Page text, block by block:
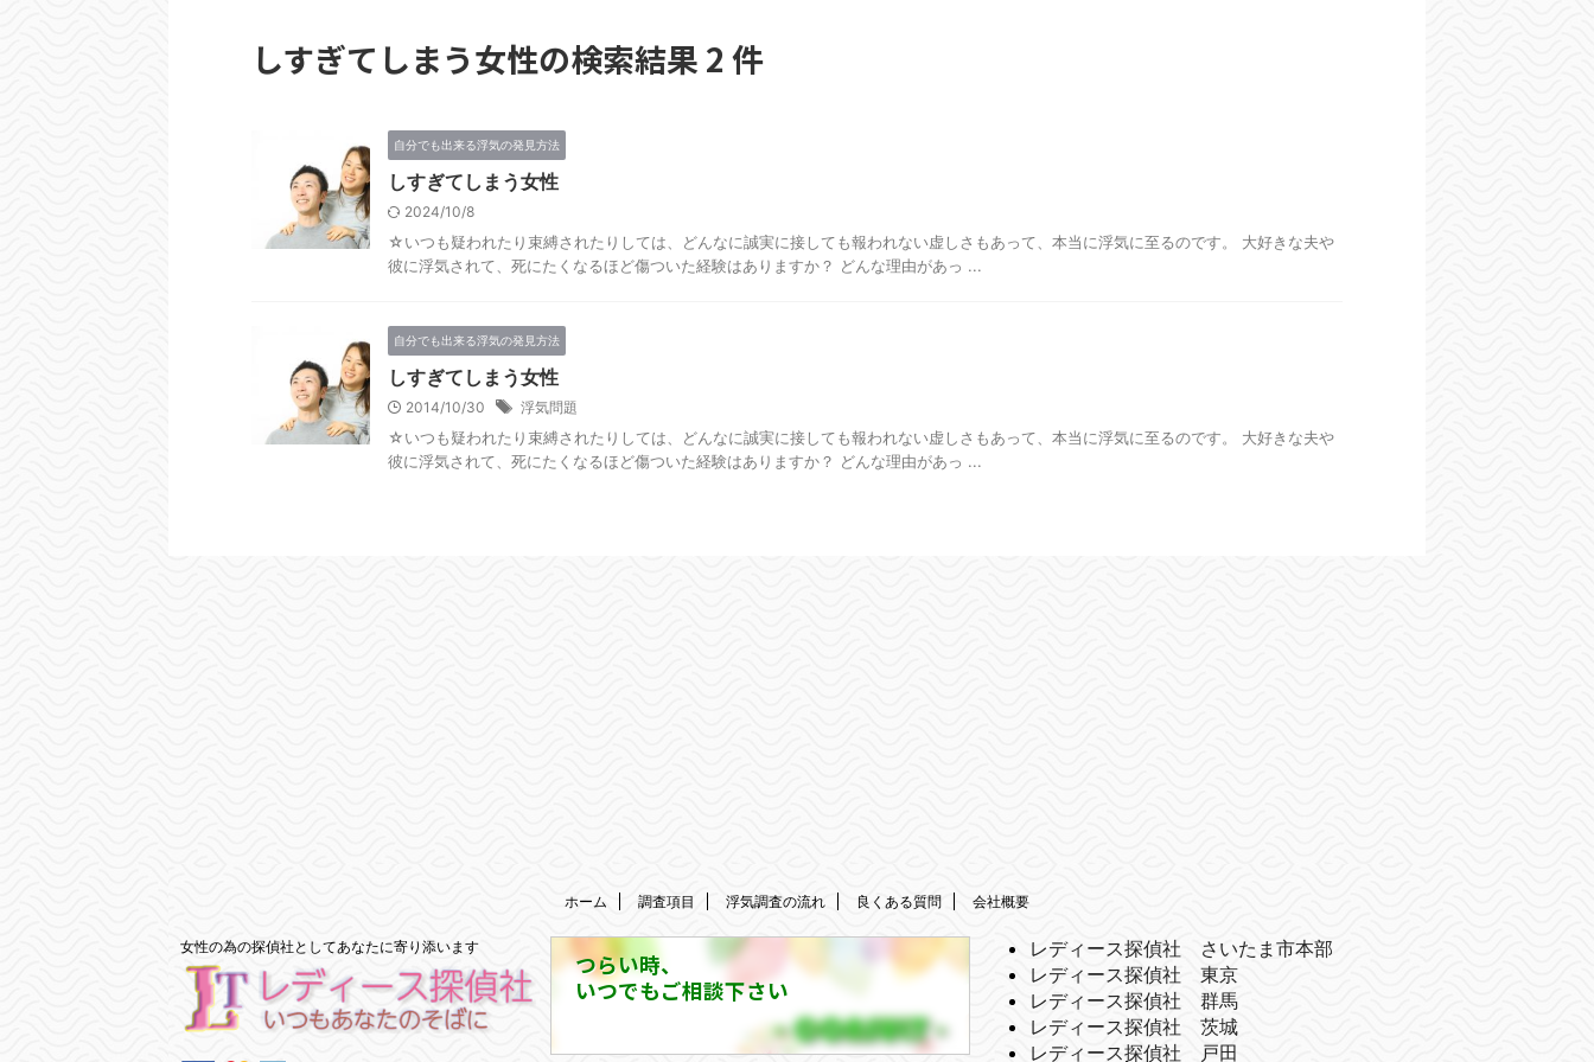
しすぎてしまう女性の検索結果 2 件
自分でも出来る浮気の発見方法
しすぎてしまう女性
2024/10/8
☆いつも疑われたり束縛されたりしては、どんなに誠実に接しても報われない虚しさもあって、本当に浮気に至るのです。 大好きな夫や
彼に浮気されて、死にたくなるほど傷ついた経験はありますか？ どんな理由があっ ...
自分でも出来る浮気の発見方法
しすぎてしまう女性
2014/10/30 浮気問題
☆いつも疑われたり束縛されたりしては、どんなに誠実に接しても報われない虚しさもあって、本当に浮気に至るのです。 大好きな夫や
彼に浮気されて、死にたくなるほど傷ついた経験はありますか？ どんな理由があっ ...
ホーム 調査項目 浮気調査の流れ 良くある質問 会社概要
つらい時、
いつでもご相談下さい
レディース探偵社 さいたま市本部
レディース探偵社 東京
レディース探偵社 群馬
レディース探偵社 茨城
レディース探偵社 戸田
女性の為の探偵社としてあなたに寄り添います